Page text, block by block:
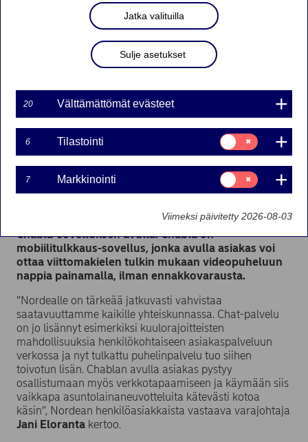
Nordean asiakaspalvelu
puhelimitse nyt myös
viittomakielellä
Lehdistötiedote | 23-09-2019 12:04
Nordea tarjoaa ensimmäisenä pankkina Suomessa
viittomakielisille henkilöasiakkailleen
mahdollisuuden asioida puhelimitse
kielivähemmistöjen tarpeita varten kehitetyn
Chabla-sovelluksen avulla. Chabla on
mobiilitulkkaus-sovellus, jonka avulla asiakas voi
ottaa viittomakielen tulkin mukaan videopuheluun
nappia painamalla, ilman ennakkovarausta.
”Nordealle on tärkeää jatkuvasti vahvistaa
saatavuuttamme kaikille yhteiskunnassa. Chat-palvelu
on jo lisännyt esimerkiksi kuulorajoitteisten
mahdollisuuksia henkilökohtaiseen asiakaspalveluun
verkossa ja nyt tulkattu puhelinpalvelu tuo siihen
toivotun lisän. Chablan avulla asiakas pystyy
osallistumaan myös verkkotapaamiseen ja käymään siis
vaikkapa asuntolainaneuvotteluita kätevästi kotoa
käsin”, Nordean henkilöasiakkaista vastaava varajohtaja
Jani Eloranta kertoo.
Jatka valituilla
Sulje asetukset
20 Välttämättömät evästeet
6 Tilastointi
Suostumusvalinta:
Tilastointi
7 Markkinointi
Suostumusvalinta:
Markkinointi
Viimeksi päivitetty 2026-08-03